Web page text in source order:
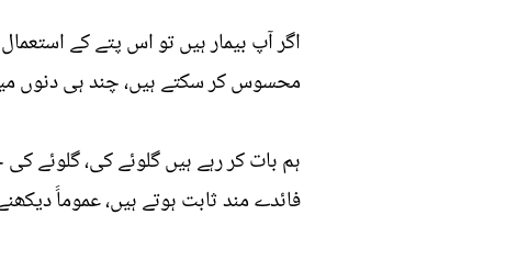
اگر آپ بیمار ہیں تو اس پتے کے
محسوس کر سکتے ہیں، چند ہی دنوں
ہم بات کر رہے ہیں گلوئے کی، گلوئے
فائدے مند ثابت ہوتے ہیں، عموماََ